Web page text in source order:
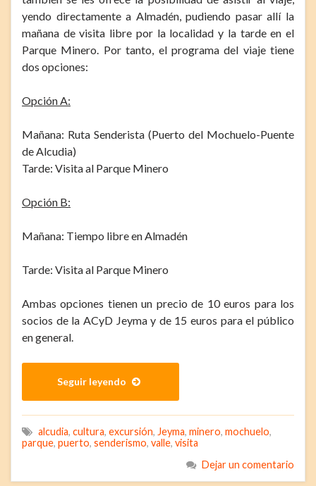
yendo directamente a Almadén, pudiendo pasar allí la
mañana de visita libre por la localidad y la tarde en el
Parque Minero. Por tanto, el programa del viaje tiene
dos opciones:
Opción A:
Mañana: Ruta Senderista (Puerto del Mochuelo-Puente
de Alcudia)
Tarde: Visita al Parque Minero
Opción B:
Mañana: Tiempo libre en Almadén
Tarde: Visita al Parque Minero
Ambas opciones tienen un precio de 10 euros para los
socios de la ACyD Jeyma y de 15 euros para el público
en general.
Seguir leyendo
alcudia, cultura, excursión, Jeyma, minero, mochuelo,
parque, puerto, senderismo, valle, visita
Dejar un comentario